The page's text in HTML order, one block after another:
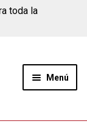
toda la
Menú